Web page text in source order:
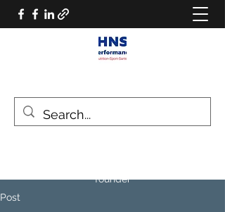
founder
Post